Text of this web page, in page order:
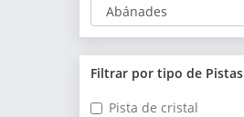
Filtrar por tipo de Pistas
Pista de cristal